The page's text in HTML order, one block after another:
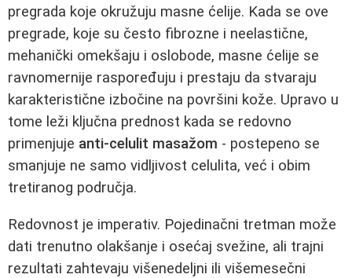
pregrada koje okružuju masne ćelije. Kada se ove
pregrade, koje su često fibrozne i neelastične,
mehanički omekšaju i oslobode, masne ćelije se
ravnomernije raspoređuju i prestaju da stvaraju
karakteristične izbočine na površini kože. Upravo u
tome leži ključna prednost kada se redovno
primenjuje anti-celulit masažom - postepeno se
smanjuje ne samo vidljivost celulita, već i obim
tretiranog područja.
Redovnost je imperativ. Pojedinačni tretman može
dati trenutno olakšanje i osećaj svežine, ali trajni
rezultati zahtevaju višenedeljni ili višemesečni